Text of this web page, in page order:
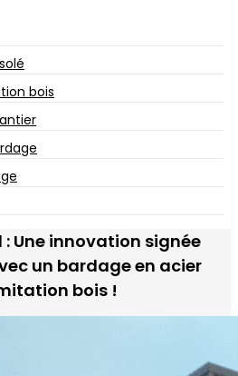
bois
Une innovation signée
un bardage en acier
bois !